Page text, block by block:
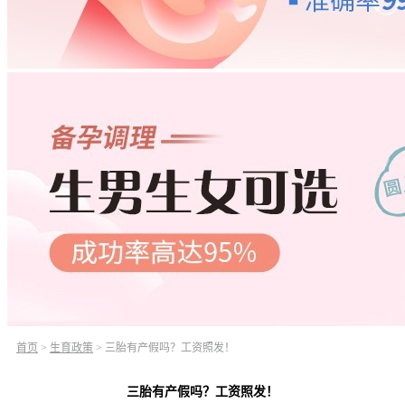
首页 > 生育政策 > 三胎有产假吗？工资照发！
三胎有产假吗？工资照发！